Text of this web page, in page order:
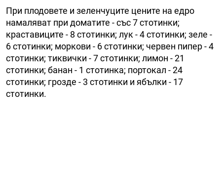
При плодовете и зеленчуците цените на едро
намаляват при доматите - със 7 стотинки;
краставиците - 8 стотинки; лук - 4 стотинки; зеле -
6 стотинки; моркови - 6 стотинки; червен пипер - 4
стотинки; тиквички - 7 стотинки; лимон - 21
стотинки; банан - 1 стотинка; портокал - 24
стотинки; грозде - 3 стотинки и ябълки - 17
стотинки.